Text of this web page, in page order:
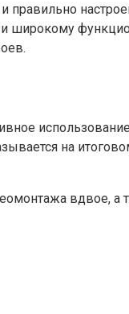
и широкому
на
вдвое, а